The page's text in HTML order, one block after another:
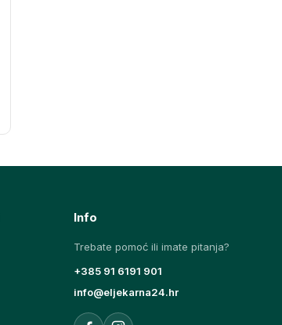
Info
Trebate pomoć ili imate pitanja?
+385 91 6191 901
info@eljekarna24.hr